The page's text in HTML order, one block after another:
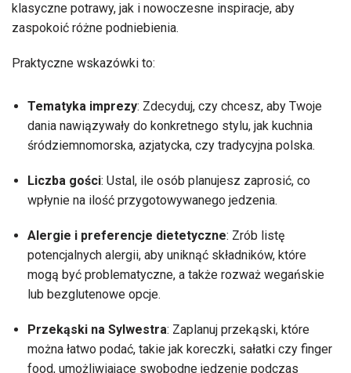
klasyczne potrawy, jak i nowoczesne inspiracje, aby
zaspokoić różne podniebienia.
Praktyczne wskazówki to:
Tematyka imprezy: Zdecyduj, czy chcesz, aby Twoje
dania nawiązywały do konkretnego stylu, jak kuchnia
śródziemnomorska, azjatycka, czy tradycyjna polska.
Liczba gości: Ustal, ile osób planujesz zaprosić, co
wpłynie na ilość przygotowywanego jedzenia.
Alergie i preferencje dietetyczne: Zrób listę
potencjalnych alergii, aby uniknąć składników, które
mogą być problematyczne, a także rozważ wegańskie
lub bezglutenowe opcje.
Przekąski na Sylwestra: Zaplanuj przekąski, które
można łatwo podać, takie jak koreczki, sałatki czy finger
food, umożliwiające swobodne jedzenie podczas